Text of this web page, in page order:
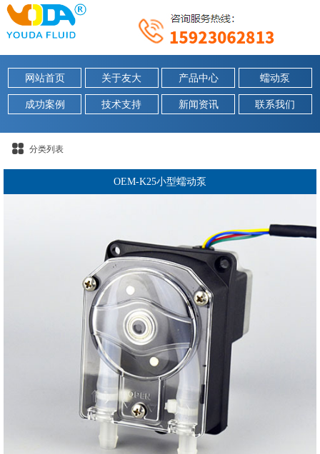
网站首页 关于友大 产品中心 蠕动泵
成功案例 技术支持 新闻资讯 联系我们
分类列表
OEM-K25小型蠕动泵